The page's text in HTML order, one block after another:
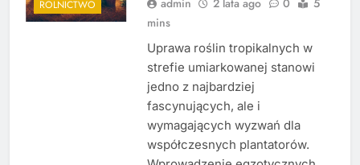
ROLNICTWO admin 2 lata ago 0
5
mins
Uprawa roślin tropikalnych w
strefie umiarkowanej stanowi
jedno z najbardziej
fascynujących, ale i
wymagających wyzwań dla
współczesnych plantatorów.